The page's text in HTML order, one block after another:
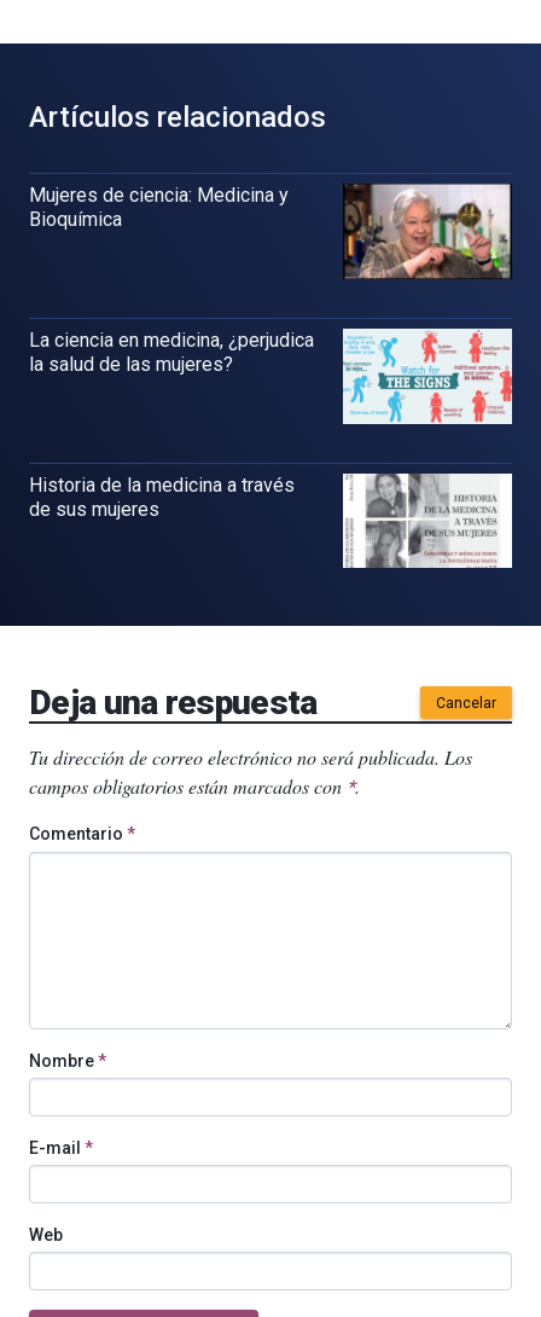
Artículos relacionados
Mujeres de ciencia: Medicina y
Bioquímica
La ciencia en medicina, ¿perjudica
la salud de las mujeres?
Historia de la medicina a través
de sus mujeres
Deja una respuesta Cancelar
Tu dirección de correo electrónico no será publicada. Los
campos obligatorios están marcados con *.
Comentario *
Nombre*
E-mail *
Web